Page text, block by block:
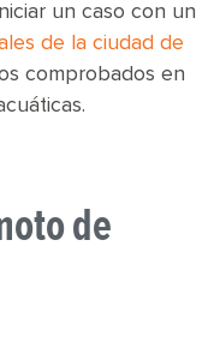
un caso con un
de la ciudad de
comprobados en
de